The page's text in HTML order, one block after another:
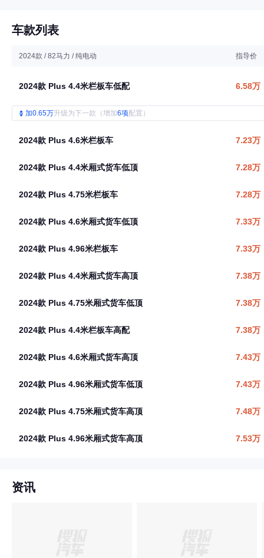
车款列表
2024款 / 82马力 / 纯电动 指导价
2024款 Plus 4.4米栏板车低配 6.58万
加0.65万升级为下一款（增加6项配置）
2024款 Plus 4.6米栏板车 7.23万
2024款 Plus 4.4米厢式货车低顶 7.28万
2024款 Plus 4.75米栏板车 7.28万
2024款 Plus 4.6米厢式货车低顶 7.33万
2024款 Plus 4.96米栏板车 7.33万
2024款 Plus 4.4米厢式货车高顶 7.38万
2024款 Plus 4.75米厢式货车低顶 7.38万
2024款 Plus 4.4米栏板车高配 7.38万
2024款 Plus 4.6米厢式货车高顶 7.43万
2024款 Plus 4.96米厢式货车低顶 7.43万
2024款 Plus 4.75米厢式货车高顶 7.48万
2024款 Plus 4.96米厢式货车高顶 7.53万
资讯